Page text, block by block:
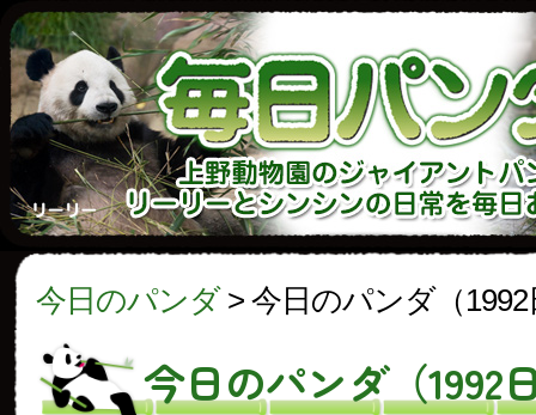
今日のパンダ> 今日のパンダ（1992
今日のパンダ（1992